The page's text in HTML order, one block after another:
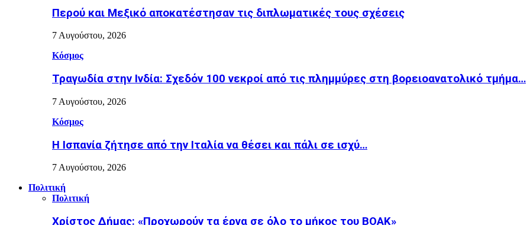
Περού και Μεξικό αποκατέστησαν τις διπλωματικές τους σχέσεις
7 Αυγούστου, 2026
Κόσμος
Τραγωδία στην Ινδία: Σχεδόν 100 νεκροί από τις πλημμύρες στη βορειοανατολικό τμήμα…
7 Αυγούστου, 2026
Κόσμος
H Ισπανία ζήτησε από την Ιταλία να θέσει και πάλι σε ισχύ…
7 Αυγούστου, 2026
Πολιτική
Πολιτική
Χρίστος Δήμας: «Προχωρούν τα έργα σε όλο το μήκος του ΒΟΑΚ»